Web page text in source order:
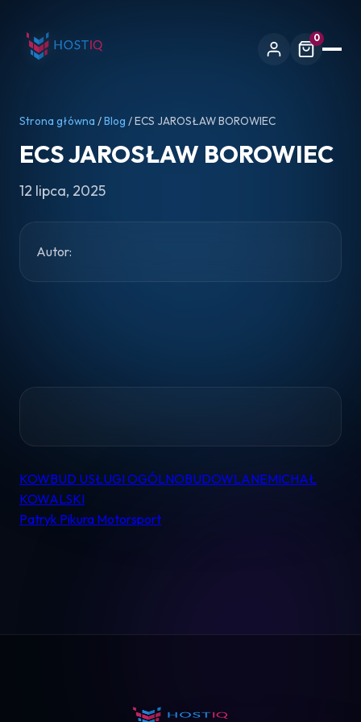
0
Home
Pomoc
Koszyk
Strona główna /Blog / ECS JAROSŁAW BOROWIEC
ECS JAROSŁAW BOROWIEC
12 lipca, 2025
Autor:
Nawigacja
wpisu
KOWBUD USŁUGI OGÓLNOBUDOWLANEMICHAŁ
KOWALSKI
Patryk Pikura Motorsport